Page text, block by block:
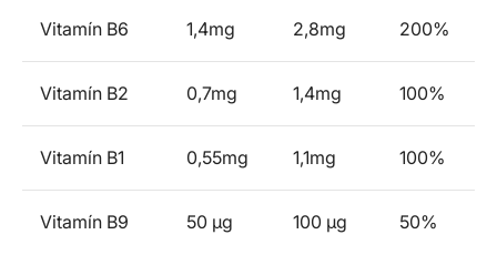
Vitamín B6 1,4mg 2,8mg 200%
Vitamín B2 0,7mg 1,4mg 100%
Vitamín B1 0,55mg 1,1mg 100%
Vitamín B9 50 µg 100 µg 50%